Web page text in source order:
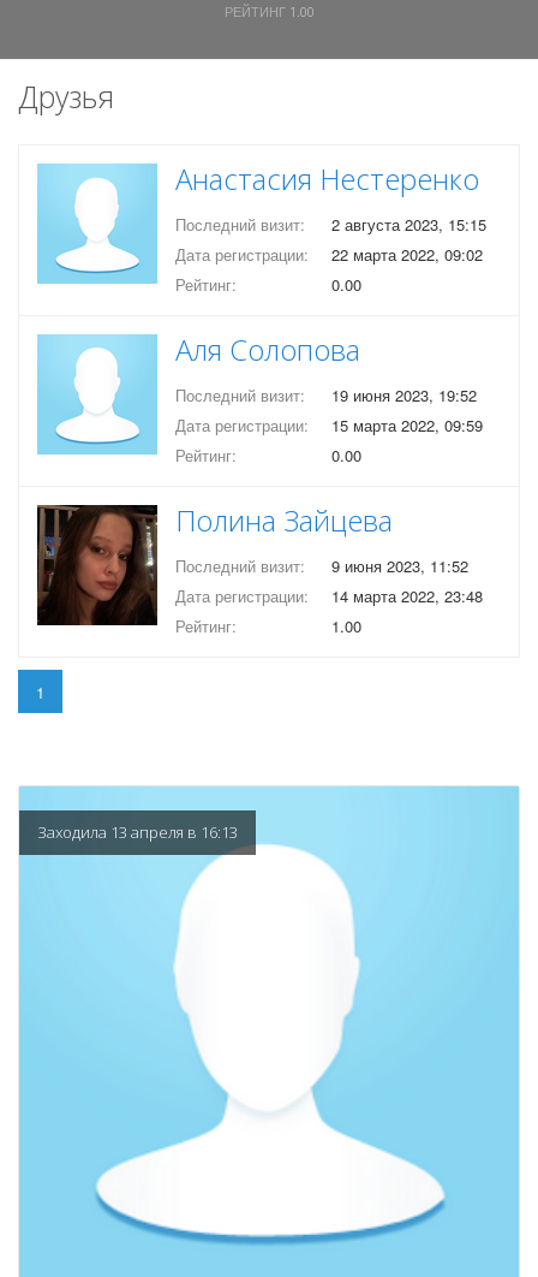
РЕЙТИНГ 1.00
Друзья
Анастасия Нестеренко
Последний визит:
2 августа 2023, 15:15
Дата регистрации:
22 марта 2022, 09:02
Рейтинг:
0.00
Аля Солопова
Последний визит:
19 июня 2023, 19:52
Дата регистрации:
15 марта 2022, 09:59
Рейтинг:
0.00
Полина Зайцева
Последний визит:
9 июня 2023, 11:52
Дата регистрации:
14 марта 2022, 23:48
Рейтинг:
1.00
1
Заходила 13 апреля в 16:13